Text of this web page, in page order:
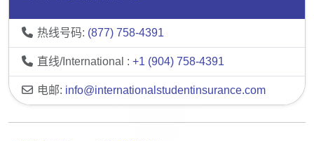
热线号码: (877) 758-4391
直线/International : +1 (904) 758-4391
电邮: info@internationalstudentinsurance.com